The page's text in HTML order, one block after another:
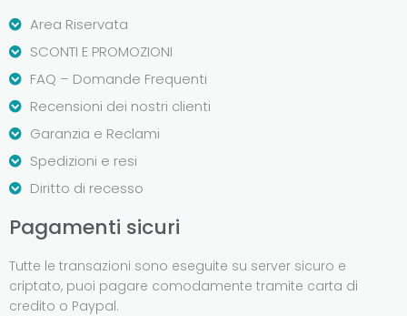
Area Riservata
SCONTI E PROMOZIONI
FAQ – Domande Frequenti
Recensioni dei nostri clienti
Garanzia e Reclami
Spedizioni e resi
Diritto di recesso
Pagamenti sicuri
Tutte le transazioni sono eseguite su server sicuro e
criptato, puoi pagare comodamente tramite carta di
credito o Paypal.